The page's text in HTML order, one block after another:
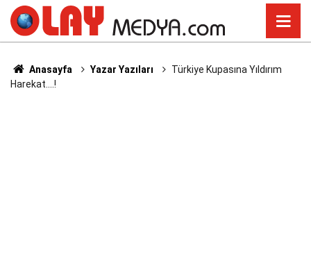
Anasayfa Yazar Yazıları
Türkiye Kupasına Yıldırım
Harekat....!